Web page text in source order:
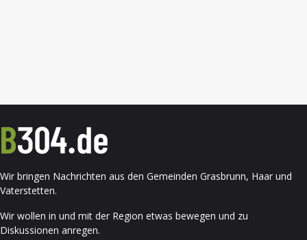
Wir bringen Nachrichten aus den Gemeinden Grasbrunn, Haar und
Vaterstetten.
Wir wollen in und mit der Region etwas bewegen und zu
Diskussionen anregen.